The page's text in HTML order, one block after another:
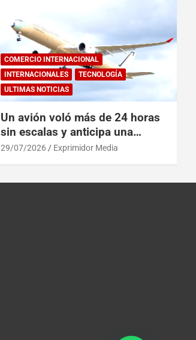
COMERCIO INTERNACIONAL
INTERNACIONALES
TECNOLOGÍA
ULTIMAS NOTICIAS
Un avión voló más de 24 horas
sin escalas y anticipa una
revolución en los viajes
29/07/2026 Exprimidor Media